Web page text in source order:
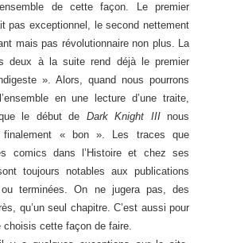
de cette façon. Le premier
pas exceptionnel, le second nettement
mais pas révolutionnaire non plus. La
deux à la suite rend déjà le premier
». Alors, quand nous pourrons
en une lecture d’une traite,
le début de Dark Knight IIInous
finalement « bon ». Les traces que
comics dans l’Histoire et chez ses
toujours notables aux publications
ou terminées. On ne jugera pas, des
qu’un seul chapitre. C’est aussi pour
choisis cette façon de faire.